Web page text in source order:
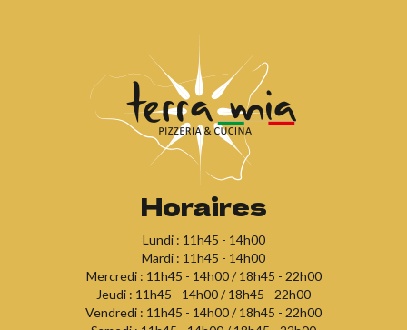
Horaires
Lundi : 11h45 - 14h00
Mardi : 11h45 - 14h00
Mercredi : 11h45 - 14h00 / 18h45 - 22h00
Jeudi : 11h45 - 14h00 / 18h45 - 22h00
Vendredi : 11h45 - 14h00 / 18h45 - 22h00